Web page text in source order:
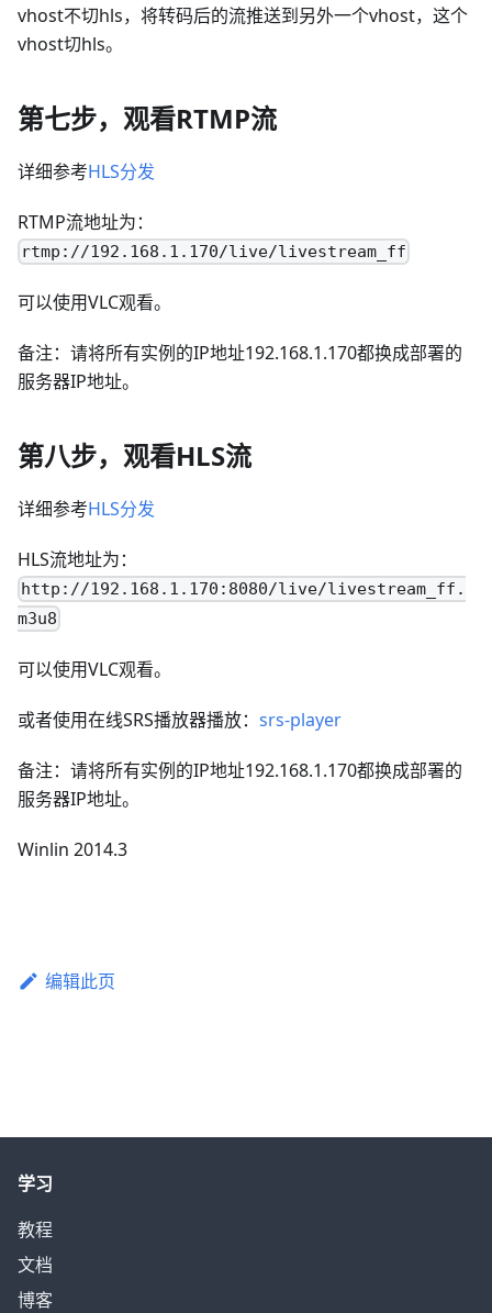
vhost不切hls，将转码后的流推送到另外一个vhost，这个
vhost切hls。
第七步，观看RTMP流
详细参考HLS分发
RTMP流地址为：
rtmp://192.168.1.170/live/livestream_ff
可以使用VLC观看。
备注：请将所有实例的IP地址192.168.1.170都换成部署的
服务器IP地址。
第八步，观看HLS流
详细参考HLS分发
HLS流地址为：
http://192.168.1.170:8080/live/livestream_ff.
m3u8
可以使用VLC观看。
或者使用在线SRS播放器播放： srs-player
备注：请将所有实例的IP地址192.168.1.170都换成部署的
服务器IP地址。
Winlin 2014.3
编辑此页
学习
教程
文档
博客